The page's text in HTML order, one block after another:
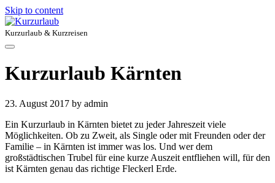
Skip to content
Kurzurlaub & Kurzreisen
Kurzurlaub Kärnten
23. August 2017 by admin
Ein Kurzurlaub in Kärnten bietet zu jeder Jahreszeit viele
Möglichkeiten. Ob zu Zweit, als Single oder mit Freunden oder der
Familie – in Kärnten ist immer was los. Und wer dem
großstädtischen Trubel für eine kurze Auszeit entfliehen will, für den
ist Kärnten genau das richtige Fleckerl Erde.